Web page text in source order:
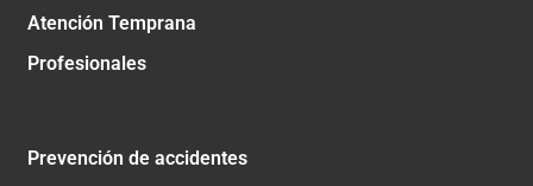
Atención Temprana
Profesionales
Prevención de accidentes